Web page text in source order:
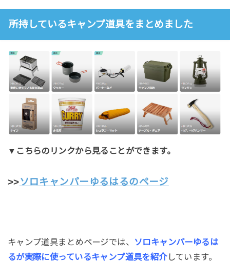
所持しているキャンプ道具をまとめました
▼こちらのリンクから見ることができます。
>>ソロキャンパーゆるはるのページ
キャンプ道具まとめページでは、
ソロキャンパーゆるは
るが実際に使っているキャンプ道具を紹介しています。